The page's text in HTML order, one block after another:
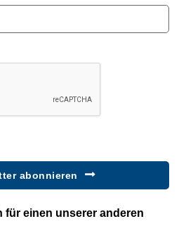
abonnieren
für einen unserer anderen